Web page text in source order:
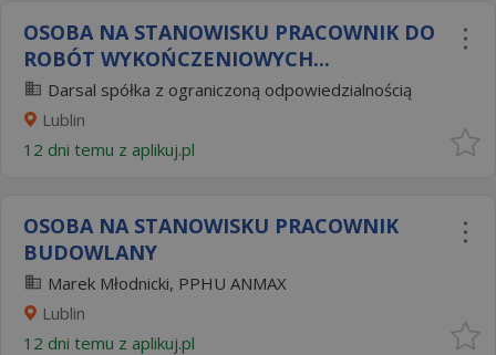
OSOBA NA STANOWISKU PRACOWNIK DO
ROBÓT WYKOŃCZENIOWYCH...
Darsal spółka z ograniczoną odpowiedzialnością
Lublin
12 dni temu z aplikuj.pl
OSOBA NA STANOWISKU PRACOWNIK
BUDOWLANY
Marek Młodnicki, PPHU ANMAX
Lublin
12 dni temu z aplikuj.pl